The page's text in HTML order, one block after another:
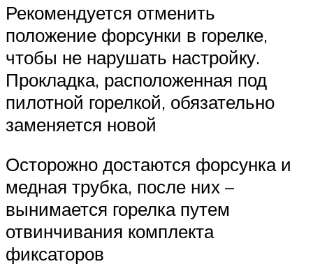
Рекомендуется отменить
положение форсунки в горелке,
чтобы не нарушать настройку.
Прокладка, расположенная под
пилотной горелкой, обязательно
заменяется новой
Осторожно достаются форсунка и
медная трубка, после них –
вынимается горелка путем
отвинчивания комплекта
фиксаторов